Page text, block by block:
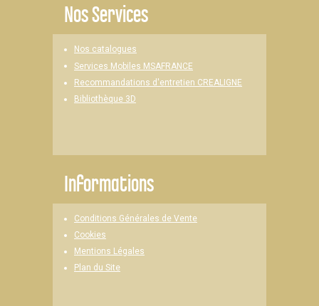
Nos Services
Nos catalogues
Services Mobiles MSAFRANCE
Recommandations d'entretien CREALIGNE
Bibliothèque 3D
Informations
Conditions Générales de Vente
Cookies
Mentions Légales
Plan du Site